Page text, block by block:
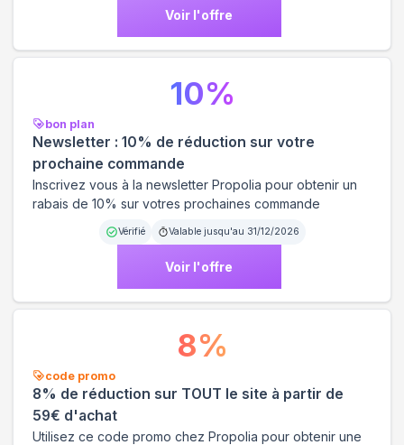
Voir l'offre
bon plan
Newsletter : 10% de réduction sur votre
prochaine commande
Inscrivez vous à la newsletter Propolia pour obtenir un
rabais de 10% sur votres prochaines commande
Vérifié Valable jusqu'au 31/12/2026
Voir l'offre
10%
code promo
8% de réduction sur TOUT le site à partir de
59€ d'achat
Utilisez ce code promo chez Propolia pour obtenir une
8%